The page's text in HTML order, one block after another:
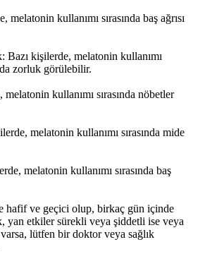
melatonin kullanımı sırasında baş ağrısı
kişilerde, melatonin kullanımı
zorluk görülebilir.
kullanımı sırasında nöbetler
melatonin kullanımı sırasında mide
melatonin kullanımı sırasında baş
hafif ve geçici olup, birkaç gün içinde
yan etkiler sürekli veya şiddetli ise veya
varsa, lütfen bir doktor veya sağlık